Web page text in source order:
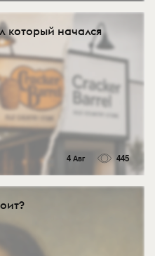
который начался
4 Авг 445